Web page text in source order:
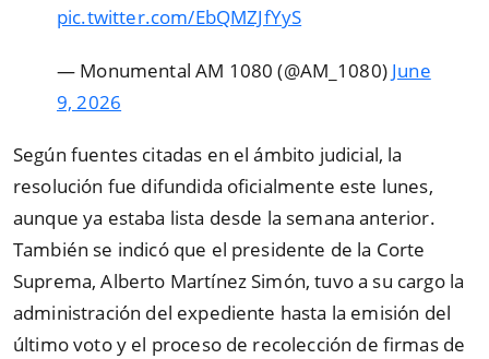
pic.twitter.com/EbQMZJfYyS
— Monumental AM 1080 (@AM_1080) June
9, 2026
Según fuentes citadas en el ámbito judicial, la
resolución fue difundida oficialmente este lunes,
aunque ya estaba lista desde la semana anterior.
También se indicó que el presidente de la Corte
Suprema, Alberto Martínez Simón, tuvo a su cargo la
administración del expediente hasta la emisión del
último voto y el proceso de recolección de firmas de